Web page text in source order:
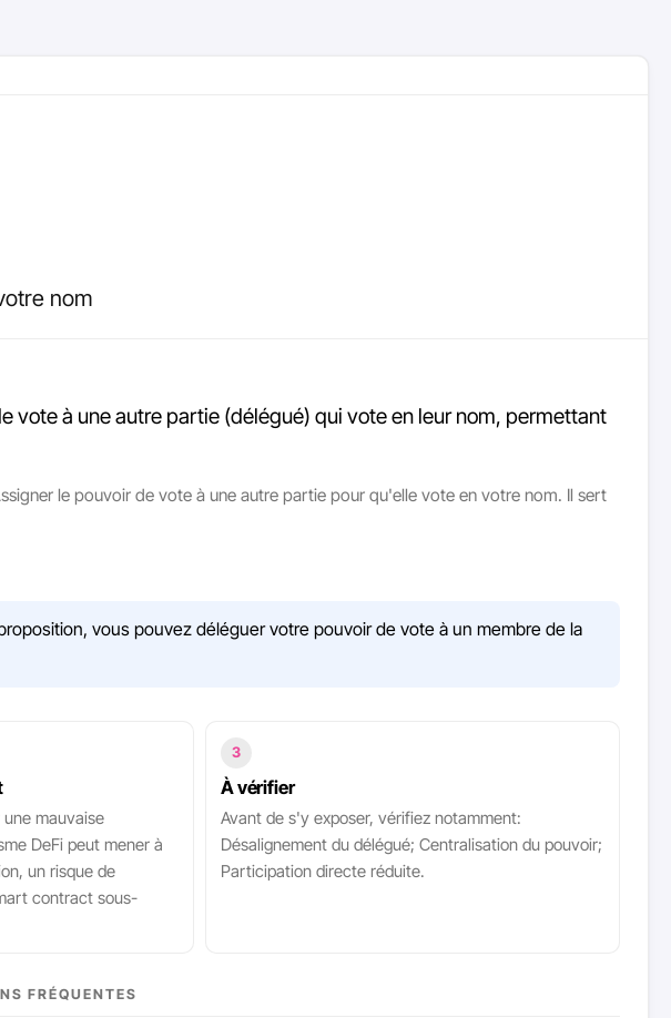
nom
à une autre partie (délégué) qui vote en leur nom, permettant
le pouvoir de vote à une autre partie pour qu'elle vote en votre nom. Il sert
vous pouvez déléguer votre pouvoir de vote à un membre de la
mauvaise
DeFi peut mener à
un risque de
contract sous-
3
À vérifier
Avant de s'y exposer, vérifiez notamment:
Désalignement du délégué; Centralisation du pouvoir;
Participation directe réduite.
FRÉQUENTES